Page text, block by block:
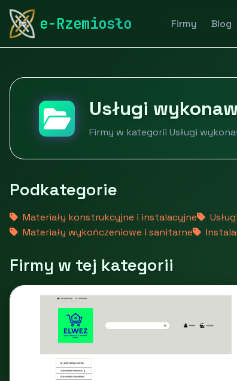
e-Rzemiosło Firmy Blog
rymarstwo-poznan.pl
Usługi
Firmy w kategorii Usługi
Podkategorie
Materiały konstrukcyjne i instalacyjne
Materiały wykończeniowe i sanitarne
Firmy w tej kategorii